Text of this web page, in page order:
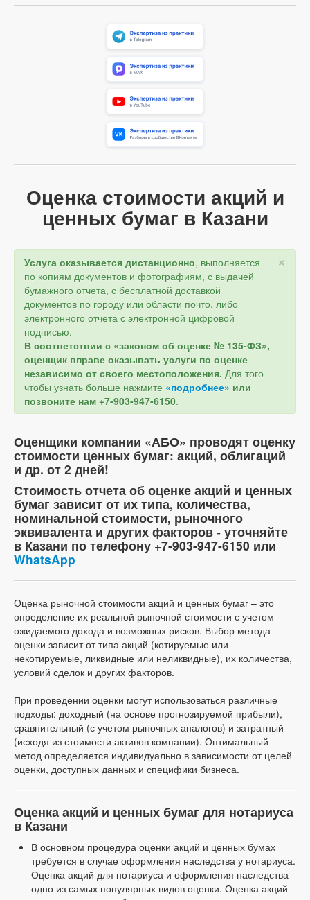
Оценка стоимости акций и
ценных бумаг в Казани
×
Услуга оказывается дистанционно, выполняется
по копиям документов и фотографиям, с выдачей
бумажного отчета, с бесплатной доставкой
документов по городу или области почто, либо
электронного отчета с электронной цифровой
подписью.
В соответствии с «законом об оценке № 135-ФЗ»,
оценщик вправе оказывать услуги по оценке
независимо от своего местоположения. Для того
чтобы узнать больше нажмите «подробнее» или
позвоните нам +7-903-947-6150.
Оценщики компании «АБО» проводят оценку
стоимости ценных бумаг: акций, облигаций
и др. от 2 дней!
Стоимость отчета об оценке акций и ценных
бумаг зависит от их типа, количества,
номинальной стоимости, рыночного
эквивалента и других факторов - уточняйте
в Казани по телефону +7-903-947-6150 или
WhatsApp
Оценка рыночной стоимости акций и ценных бумаг – это
определение их реальной рыночной стоимости с учетом
ожидаемого дохода и возможных рисков. Выбор метода
оценки зависит от типа акций (котируемые или
некотируемые, ликвидные или неликвидные), их количества,
условий сделок и других факторов.
При проведении оценки могут использоваться различные
подходы: доходный (на основе прогнозируемой прибыли),
сравнительный (с учетом рыночных аналогов) и затратный
(исходя из стоимости активов компании). Оптимальный
метод определяется индивидуально в зависимости от целей
оценки, доступных данных и специфики бизнеса.
Оценка акций и ценных бумаг для нотариуса
в Казани
В основном процедура оценки акций и ценных бумах
требуется в случае оформления наследства у нотариуса.
Оценка акций для нотариуса и оформления наследства
одно из самых популярных видов оценки. Оценка акций